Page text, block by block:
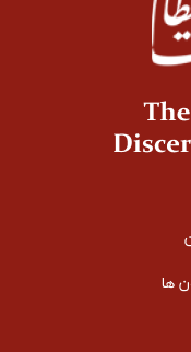
ها